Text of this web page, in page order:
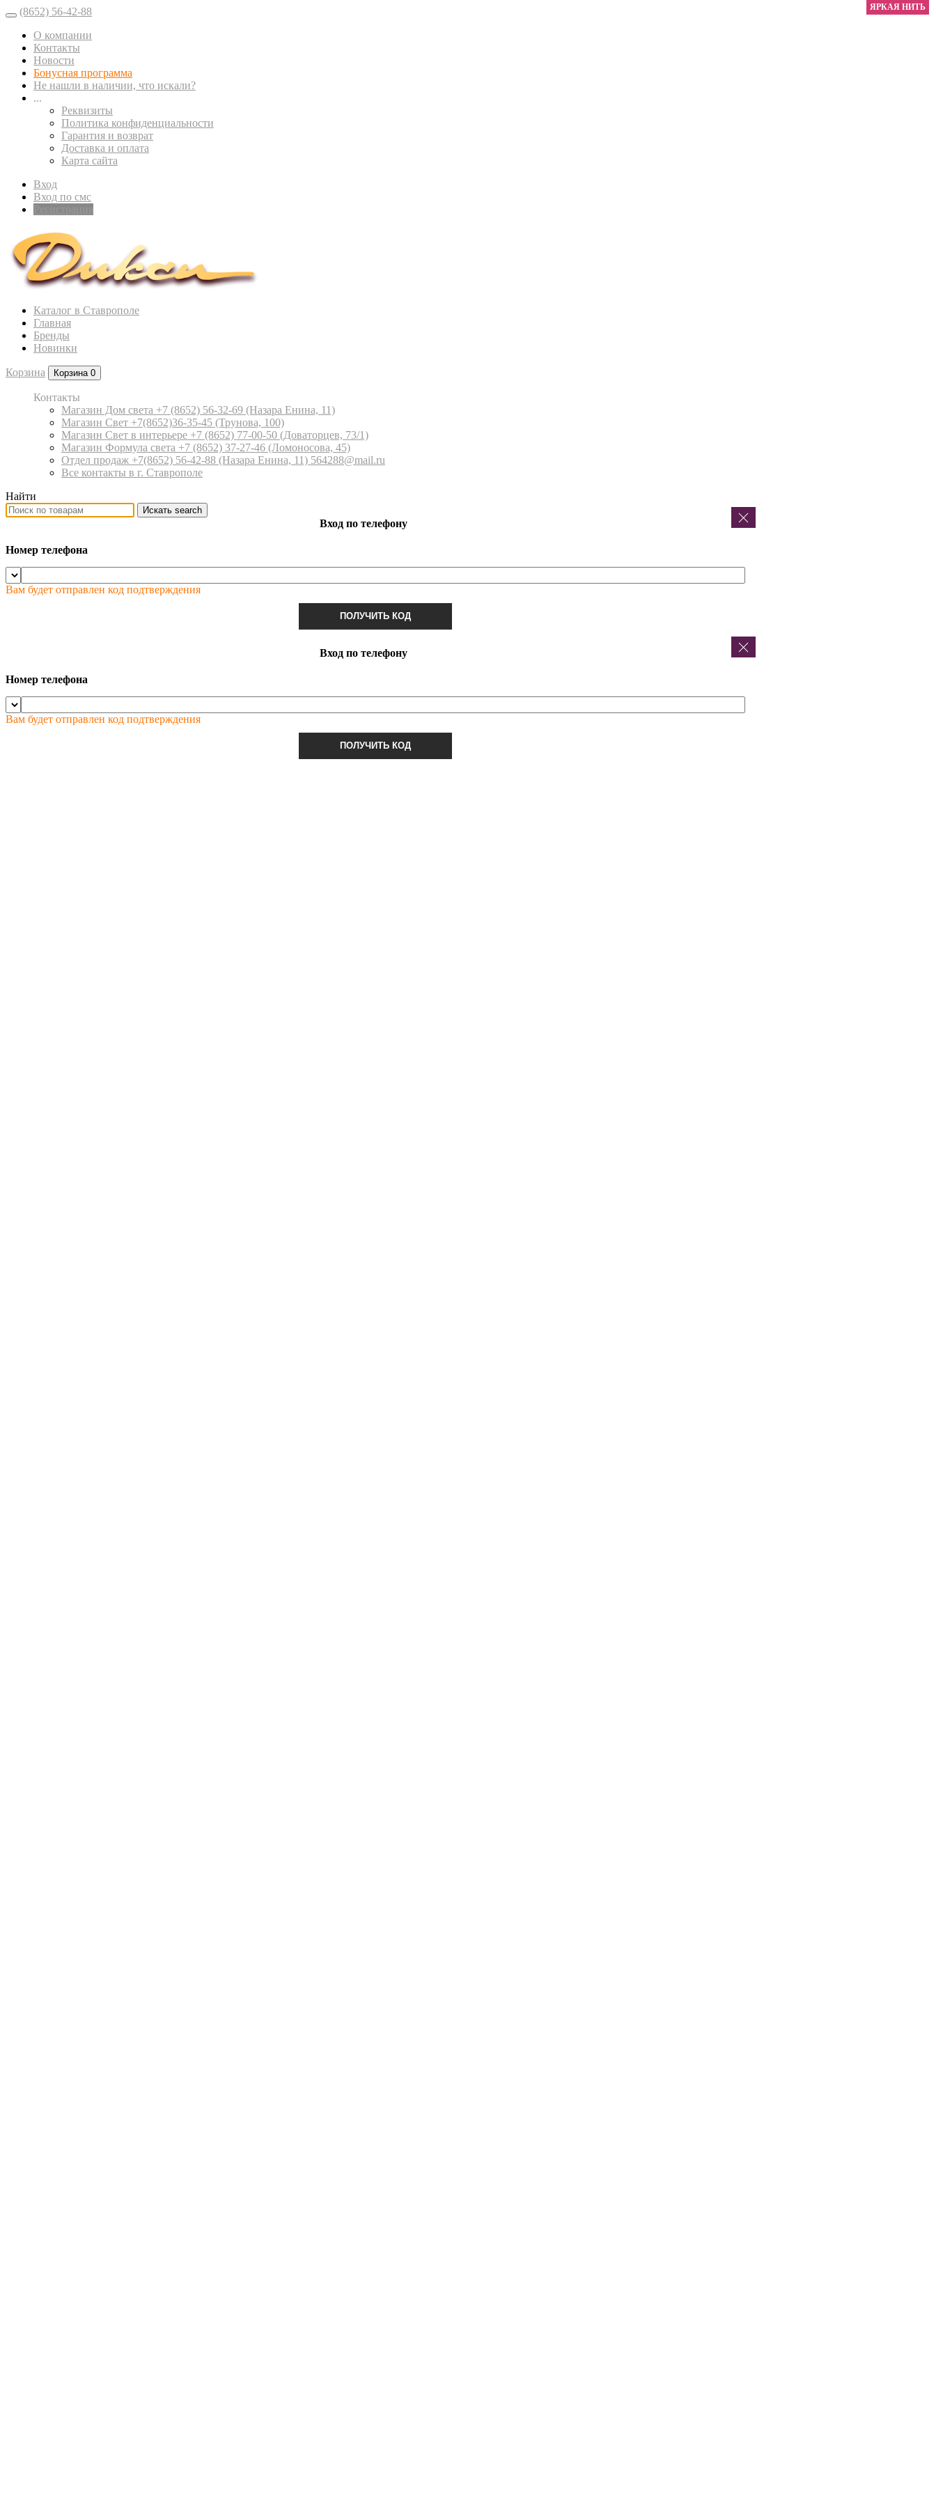
(8652) 56-42-88
О компании
Контакты
Новости
Бонусная программа
Не нашли в наличии, что искали?
...
Реквизиты
Политика конфиденциальности
Гарантия и возврат
Доставка и оплата
Карта сайта
Вход
Вход по смс
Каталог в Ставрополе
Главная
Бренды
Новинки
Корзина Корзина 0
Контакты
Магазин Дом света +7 (8652) 56-32-69 (Назара Енина, 11)
Магазин Свет +7(8652)36-35-45 (Трунова, 100)
Магазин Свет в интерьере +7 (8652) 77-00-50 (Доваторцев, 73/1)
Магазин Формула света +7 (8652) 37-27-46 (Ломоносова, 45)
Отдел продаж +7(8652) 56-42-88 (Назара Енина, 11) 564288@mail.ru
Все контакты в г. Ставрополе
Найти
Искать search
Вход по телефону
Номер телефона
Вам будет отправлен код подтверждения
ПОЛУЧИТЬ КОД
Вход по телефону
Номер телефона
Вам будет отправлен код подтверждения
ПОЛУЧИТЬ КОД
ЯРКАЯ НИТЬ